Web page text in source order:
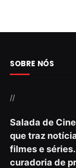
SOBRE NÓS
//
Salada de
que traz
filmes e
curadoria de